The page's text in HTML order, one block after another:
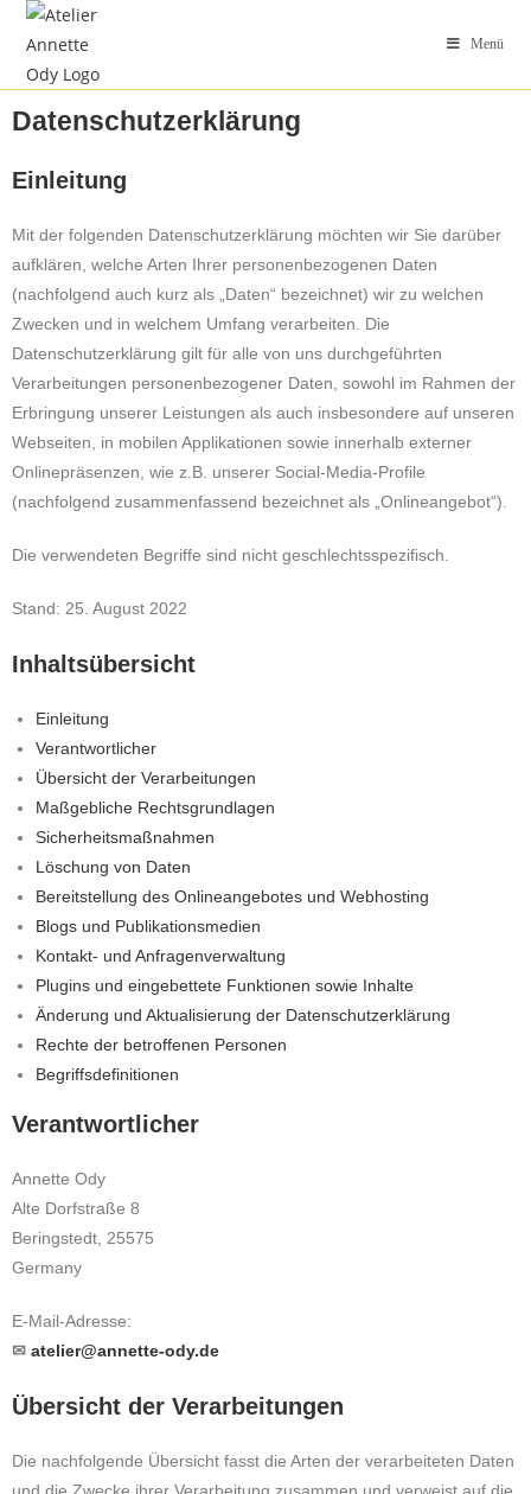
Menü
Datenschutzerklärung
Einleitung
Mit der folgenden Datenschutzerklärung möchten wir Sie darüber
aufklären, welche Arten Ihrer personenbezogenen Daten
(nachfolgend auch kurz als „Daten“ bezeichnet) wir zu welchen
Zwecken und in welchem Umfang verarbeiten. Die
Datenschutzerklärung gilt für alle von uns durchgeführten
Verarbeitungen personenbezogener Daten, sowohl im Rahmen der
Erbringung unserer Leistungen als auch insbesondere auf unseren
Webseiten, in mobilen Applikationen sowie innerhalb externer
Onlinepräsenzen, wie z.B. unserer Social-Media-Profile
(nachfolgend zusammenfassend bezeichnet als „Onlineangebot“).
Die verwendeten Begriffe sind nicht geschlechtsspezifisch.
Stand: 25. August 2022
Inhaltsübersicht
Einleitung
Verantwortlicher
Übersicht der Verarbeitungen
Maßgebliche Rechtsgrundlagen
Sicherheitsmaßnahmen
Löschung von Daten
Bereitstellung des Onlineangebotes und Webhosting
Blogs und Publikationsmedien
Kontakt- und Anfragenverwaltung
Plugins und eingebettete Funktionen sowie Inhalte
Änderung und Aktualisierung der Datenschutzerklärung
Rechte der betroffenen Personen
Begriffsdefinitionen
Verantwortlicher
Annette Ody
Alte Dorfstraße 8
Beringstedt, 25575
Germany
E-Mail-Adresse:
✉ atelier@annette-ody.de
Übersicht der Verarbeitungen
Die nachfolgende Übersicht fasst die Arten der verarbeiteten Daten